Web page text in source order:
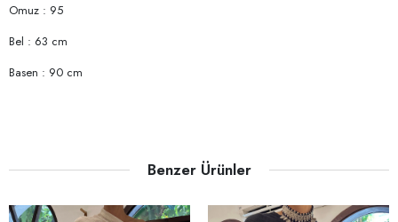
Omuz : 95
Bel : 63 cm
Basen : 90 cm
Benzer Ürünler